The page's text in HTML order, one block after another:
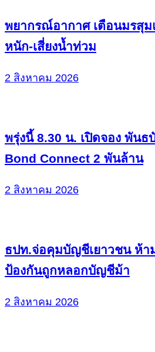
พยากรณ์อากาศ เตือนมรสุม
หนัก-เสี่ยงน้ำท่วม
2 สิงหาคม 2026
พรุ่งนี้ 8.30 น. เปิดจอง พัน
Bond Connect 2 พันล้าน
2 สิงหาคม 2026
ธปท.จ่อคุมบัญชีเยาวชน ห้า
ป้องกันถูกหลอกบัญชีม้า
2 สิงหาคม 2026